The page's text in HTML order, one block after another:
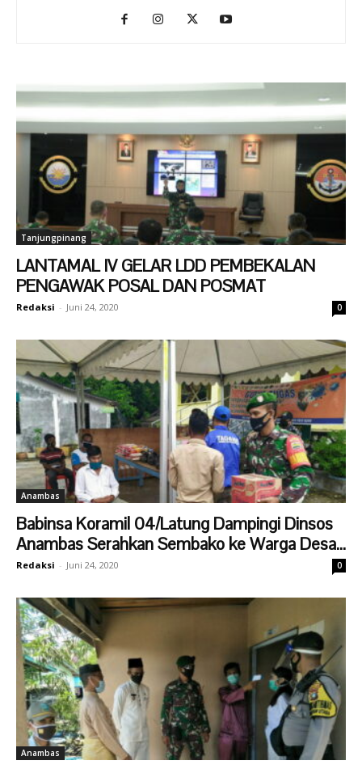
Tanjungpinang
LANTAMAL IV GELAR LDD PEMBEKALAN
PENGAWAK POSAL DAN POSMAT
Redaksi - Juni 24, 2020 0
Anambas
Babinsa Koramil 04/Latung Dampingi Dinsos
Anambas Serahkan Sembako ke Warga Desa...
Redaksi - Juni 24, 2020 0
Anambas